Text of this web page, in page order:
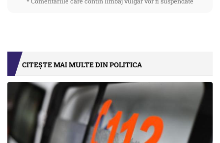
CITEȘTE MAI MULTE DIN POLITICA